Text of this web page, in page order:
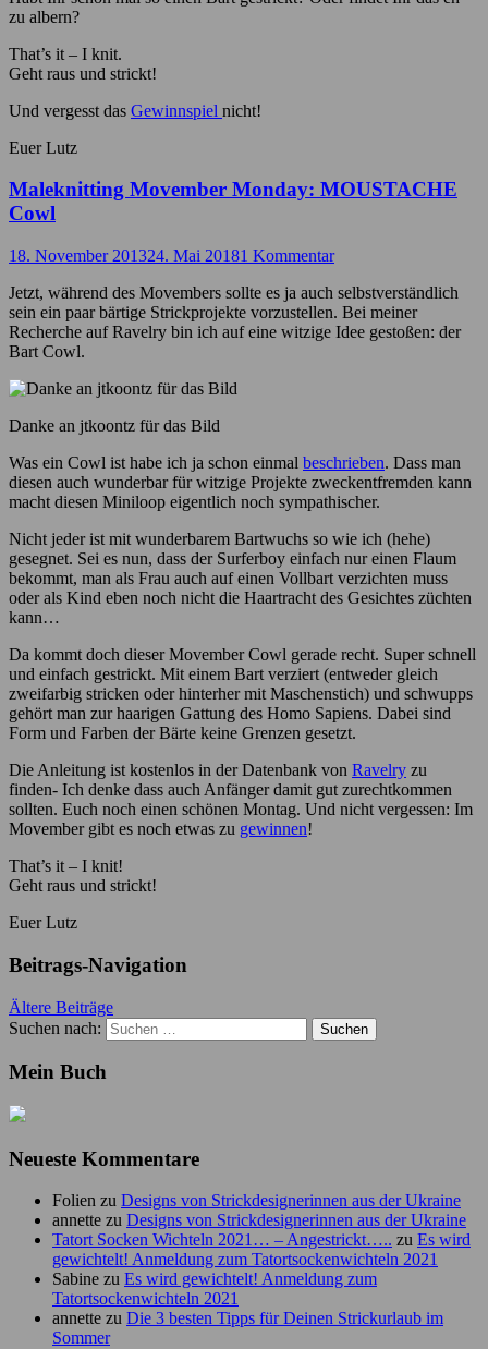
zu albern?
That’s it – I knit.
Geht raus und strickt!
Und vergesst das Gewinnspiel nicht!
Euer Lutz
Maleknitting Movember Monday: MOUSTACHE
Cowl
18. November 201324. Mai 20181 Kommentar
Jetzt, während des Movembers sollte es ja auch selbstverständlich
sein ein paar bärtige Strickprojekte vorzustellen. Bei meiner
Recherche auf Ravelry bin ich auf eine witzige Idee gestoßen: der
Bart Cowl.
Danke an jtkoontz für das Bild
Was ein Cowl ist habe ich ja schon einmal beschrieben. Dass man
diesen auch wunderbar für witzige Projekte zweckentfremden kann
macht diesen Miniloop eigentlich noch sympathischer.
Nicht jeder ist mit wunderbarem Bartwuchs so wie ich (hehe)
gesegnet. Sei es nun, dass der Surferboy einfach nur einen Flaum
bekommt, man als Frau auch auf einen Vollbart verzichten muss
oder als Kind eben noch nicht die Haartracht des Gesichtes züchten
kann…
Da kommt doch dieser Movember Cowl gerade recht. Super schnell
und einfach gestrickt. Mit einem Bart verziert (entweder gleich
zweifarbig stricken oder hinterher mit Maschenstich) und schwupps
gehört man zur haarigen Gattung des Homo Sapiens. Dabei sind
Form und Farben der Bärte keine Grenzen gesetzt.
Die Anleitung ist kostenlos in der Datenbank von Ravelry zu
finden- Ich denke dass auch Anfänger damit gut zurechtkommen
sollten. Euch noch einen schönen Montag. Und nicht vergessen: Im
Movember gibt es noch etwas zu gewinnen!
That’s it – I knit!
Geht raus und strickt!
Euer Lutz
Beitrags-Navigation
Ältere Beiträge
Suchen nach:
Mein Buch
Neueste Kommentare
Folien zu Designs von Strickdesignerinnen aus der Ukraine
annette zu Designs von Strickdesignerinnen aus der Ukraine
Tatort Socken Wichteln 2021… – Angestrickt….. zu Es wird
gewichtelt! Anmeldung zum Tatortsockenwichteln 2021
Sabine zu Es wird gewichtelt! Anmeldung zum
Tatortsockenwichteln 2021
annette zu Die 3 besten Tipps für Deinen Strickurlaub im
Sommer